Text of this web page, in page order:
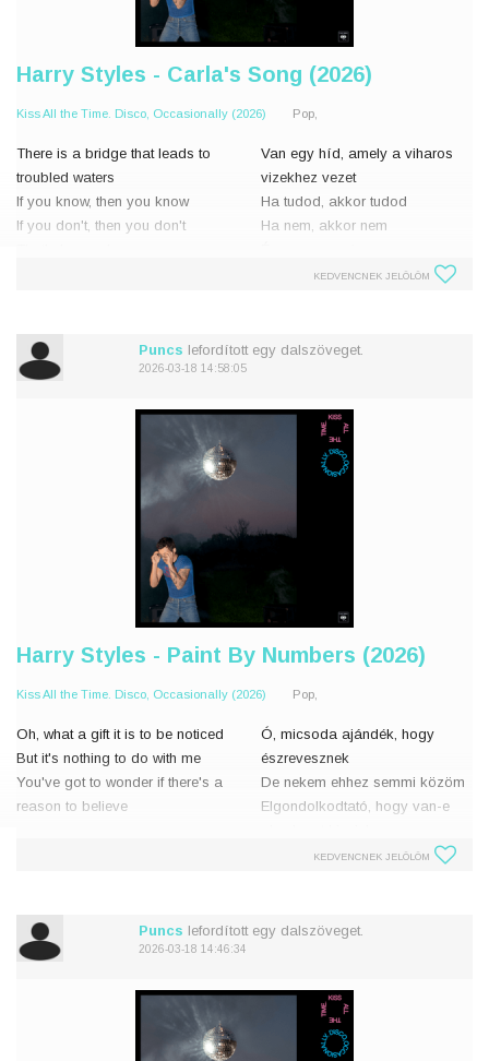
Harry Styles - Carla's Song (2026)
Kiss All the Time. Disco, Occasionally (2026) Pop,
There is a bridge that leads to
troubled waters
If you know, then you know
If you don't, then you don't
discovere
Van egy híd, amely a viharos
vizekhez vezet
Ha tudod, akkor tudod
Ha nem, akkor nem
aranyban, amit felfedeztél
KEDVENCNEK JELÖLÖM
Puncs lefordított egy dalszöveget.
2026-03-18 14:58:05
Harry Styles - Paint By Numbers (2026)
Kiss All the Time. Disco, Occasionally (2026) Pop,
Oh, what a gift it is to be noticed
But it's nothing to do with me
You've got to wonder if there's a
reason to believe
Ó, micsoda ajándék, hogy
észrevesznek
De nekem ehhez semmi közöm
Elgondolkodtató, hogy van-e
És néz
KEDVENCNEK JELÖLÖM
Puncs lefordított egy dalszöveget.
2026-03-18 14:46:34